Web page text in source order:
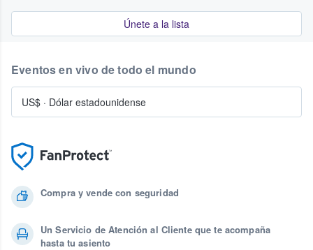
Únete a la lista
Compra y vende con seguridad
Un Servicio de Atención al Cliente que te acompaña
hasta tu asiento
Eventos en vivo de todo el mundo
US$ · Dólar estadounidense